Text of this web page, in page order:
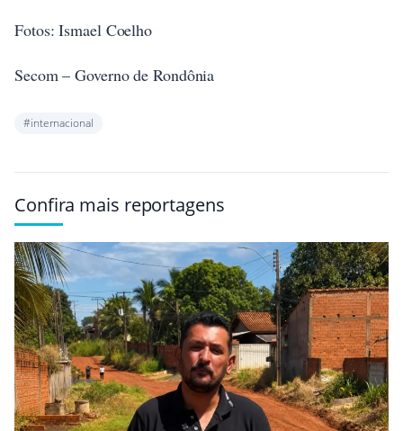
Fotos: Ismael Coelho
Secom – Governo de Rondônia
#internacional
Confira mais reportagens